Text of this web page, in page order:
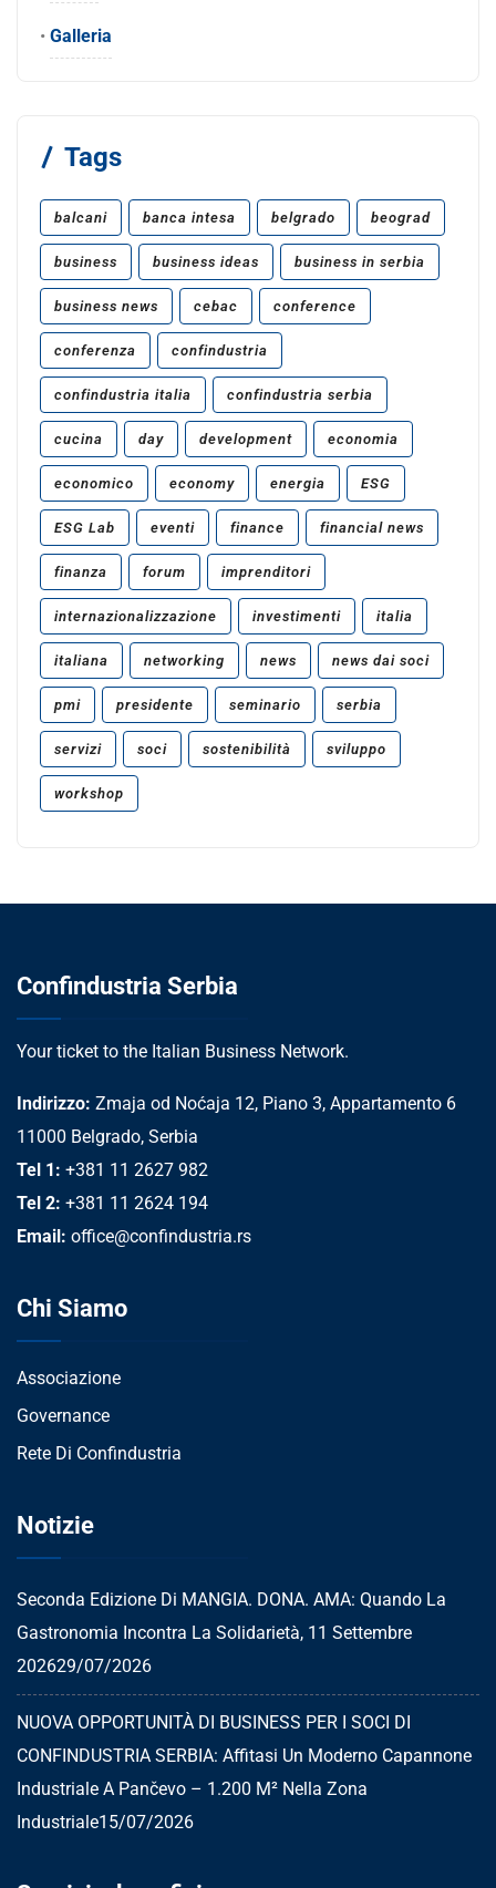
• Galleria
Tags
balcani banca intesa belgrado beograd
business business ideas business in serbia
business news cebac conference
conferenza confindustria
confindustria italia confindustria serbia
cucina day development economia
economico economy energia ESG
ESG Lab eventi finance financial news
finanza forum imprenditori
internazionalizzazione investimenti italia
italiana networking news news dai soci
pmi presidente seminario serbia
servizi soci sostenibilità sviluppo
workshop
Confindustria Serbia
Your ticket to the Italian Business Network.
Indirizzo: Zmaja od Noćaja 12, Piano 3, Appartamento 6
11000 Belgrado, Serbia
Tel 1: +381 11 2627 982
Tel 2: +381 11 2624 194
Email: office@confindustria.rs
Chi Siamo
Associazione
Governance
Rete Di Confindustria
Notizie
Seconda Edizione Di MANGIA. DONA. AMA: Quando La
Gastronomia Incontra La Solidarietà, 11 Settembre
202629/07/2026
NUOVA OPPORTUNITÀ DI BUSINESS PER I SOCI DI
CONFINDUSTRIA SERBIA: Affitasi Un Moderno Capannone
Industriale A Pančevo – 1.200 M² Nella Zona
Industriale15/07/2026